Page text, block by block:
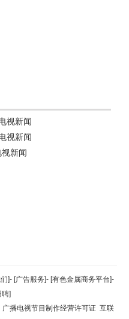
视新闻
视新闻
新闻
部
页
]- [广告服务]- [有色金属商务平台]-
聘]
广播电视节目制作经营许可证 互联